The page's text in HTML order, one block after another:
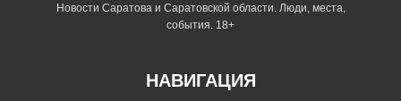
Новости Саратова и Саратовской области. Люди, места,
события. 18+
НАВИГАЦИЯ